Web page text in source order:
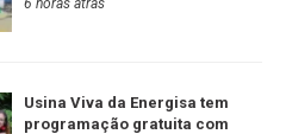
6 horas atrás
Usina Viva da Energisa tem
programação gratuita com